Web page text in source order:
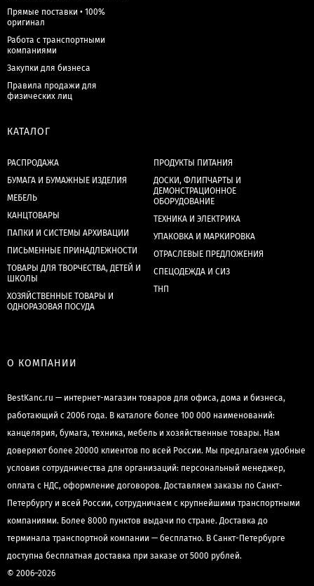
Прямые поставки • 100%
оригинал
Работа с транспортными
компаниями
Закупки для бизнеса
Правила продажи для
физических лиц
КАТАЛОГ
РАСПРОДАЖА
БУМАГА И БУМАЖНЫЕ ИЗДЕЛИЯ
МЕБЕЛЬ
КАНЦТОВАРЫ
ПАПКИ И СИСТЕМЫ АРХИВАЦИИ
ПИСЬМЕННЫЕ ПРИНАДЛЕЖНОСТИ
ТОВАРЫ ДЛЯ ТВОРЧЕСТВА, ДЕТЕЙ И
ШКОЛЫ
ХОЗЯЙСТВЕННЫЕ ТОВАРЫ И
ОДНОРАЗОВАЯ ПОСУДА
ПРОДУКТЫ ПИТАНИЯ
ДОСКИ, ФЛИПЧАРТЫ И
ДЕМОНСТРАЦИОННОЕ
ОБОРУДОВАНИЕ
ТЕХНИКА И ЭЛЕКТРИКА
УПАКОВКА И МАРКИРОВКА
ОТРАСЛЕВЫЕ ПРЕДЛОЖЕНИЯ
СПЕЦОДЕЖДА И СИЗ
ТНП
О КОМПАНИИ
BestKanc.ru — интернет-магазин товаров для офиса, дома и бизнеса,
работающий с 2006 года. В каталоге более 100 000 наименований:
канцелярия, бумага, техника, мебель и хозяйственные товары. Нам
доверяют более 20000 клиентов по всей России. Мы предлагаем удобные
условия сотрудничества для организаций: персональный менеджер,
оплата с НДС, оформление договоров. Доставляем заказы по Санкт-
Петербургу и всей России, сотрудничаем с крупнейшими транспортными
компаниями. Более 8000 пунктов выдачи по стране. Доставка до
терминала транспортной компании — бесплатно. В Санкт-Петербурге
доступна бесплатная доставка при заказе от 5000 рублей.
© 2006–2026